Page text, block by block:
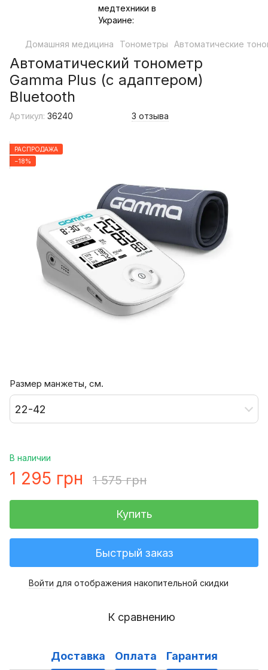
Домашняя медицина Тонометры Автоматические
Автоматический тонометр
Gamma Plus (с адаптером)
Bluetooth
Артикул: 36240 3 отзыва
РАСПРОДАЖА
−18%
Размер манжеты, см.
22-42
В наличии
1 295 грн 1 575 грн
Купить
Быстрый заказ
Войти для отображения накопительной скидки
К сравнению
Доставка Оплата Гарантия